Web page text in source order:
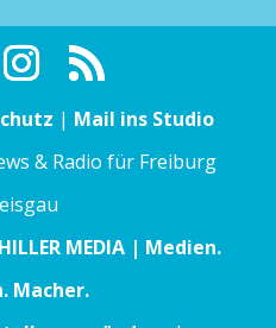
| Mail ins Studio
& Radio für Freiburg
HILLER MEDIA | Medien.
Macher.